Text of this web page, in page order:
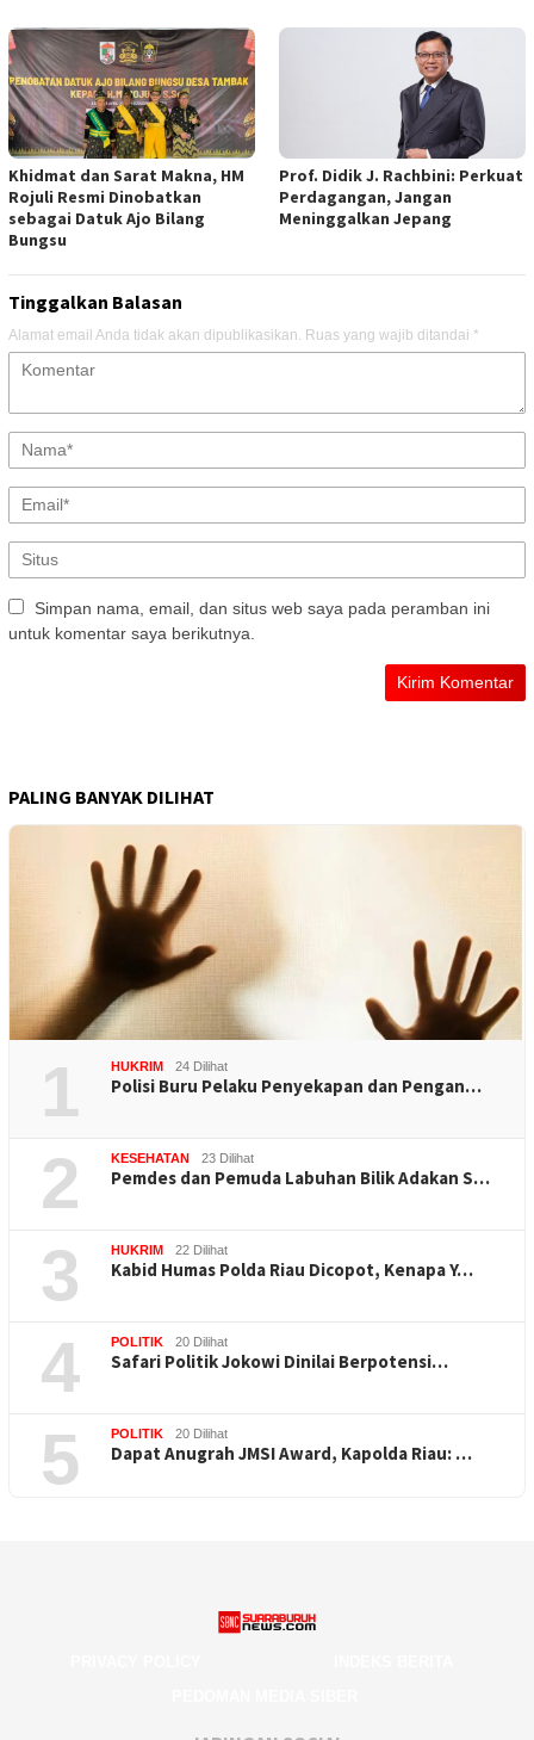
Khidmat dan Sarat Makna, HM
Rojuli Resmi Dinobatkan
sebagai Datuk Ajo Bilang
Bungsu
Prof. Didik J. Rachbini: Perkuat
Perdagangan, Jangan
Meninggalkan Jepang
Tinggalkan Balasan
Alamat email Anda tidak akan dipublikasikan. Ruas yang wajib ditandai *
Simpan nama, email, dan situs web saya pada peramban ini
untuk komentar saya berikutnya.
PALING BANYAK DILIHAT
1 HUKRIM 24 Dilihat
Polisi Buru Pelaku Penyekapan dan Pengan…
2 KESEHATAN 23 Dilihat
Pemdes dan Pemuda Labuhan Bilik Adakan S…
3 HUKRIM 22 Dilihat
Kabid Humas Polda Riau Dicopot, Kenapa Y…
4 POLITIK 20 Dilihat
Safari Politik Jokowi Dinilai Berpotensi…
5 POLITIK 20 Dilihat
Dapat Anugrah JMSI Award, Kapolda Riau: …